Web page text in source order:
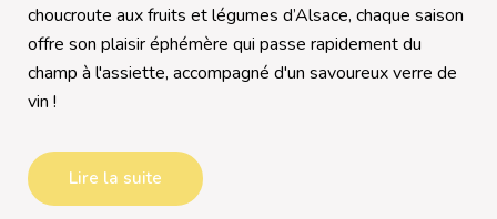
choucroute aux fruits et légumes d’Alsace, chaque saison
offre son plaisir éphémère qui passe rapidement du
champ à l'assiette, accompagné d'un savoureux verre de
vin !
Lire la suite